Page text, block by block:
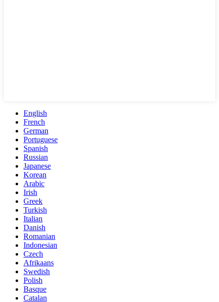
English
French
German
Portuguese
Spanish
Russian
Japanese
Korean
Arabic
Irish
Greek
Turkish
Italian
Danish
Romanian
Indonesian
Czech
Afrikaans
Swedish
Polish
Basque
Catalan